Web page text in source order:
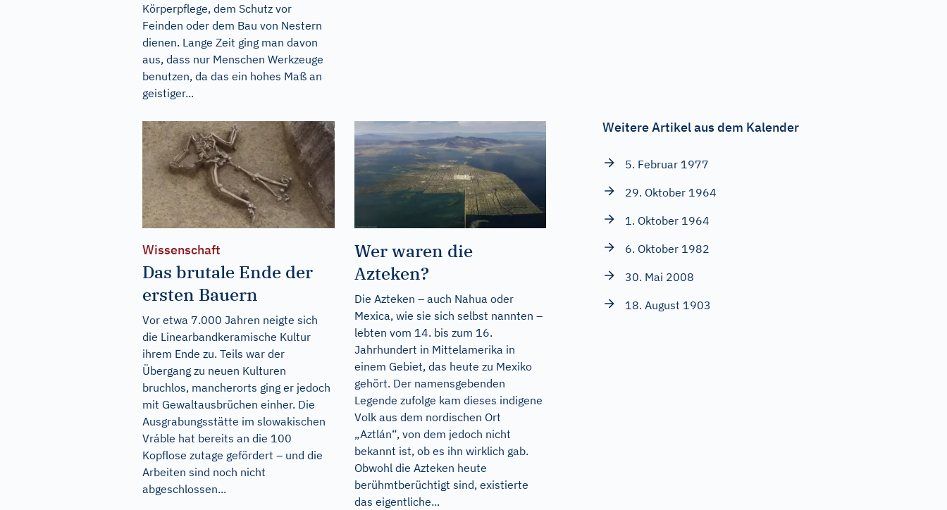
Körperpflege, dem Schutz vor
Feinden oder dem Bau von Nestern
dienen. Lange Zeit ging man davon
aus, dass nur Menschen Werkzeuge
benutzen, da das ein hohes Maß an
geistiger...
Wissenschaft
Das brutale Ende der
ersten Bauern
Vor etwa 7.000 Jahren neigte sich
die Linearbandkeramische Kultur
ihrem Ende zu. Teils war der
Übergang zu neuen Kulturen
bruchlos, mancherorts ging er jedoch
mit Gewaltausbrüchen einher. Die
Ausgrabungsstätte im slowakischen
Vráble hat bereits an die 100
Kopflose zutage gefördert – und die
Arbeiten sind noch nicht
abgeschlossen...
Wer waren die
Azteken?
Die Azteken – auch Nahua oder
Mexica, wie sie sich selbst nannten –
lebten vom 14. bis zum 16.
Jahrhundert in Mittelamerika in
einem Gebiet, das heute zu Mexiko
gehört. Der namensgebenden
Legende zufolge kam dieses indigene
Volk aus dem nordischen Ort
„Aztlán“, von dem jedoch nicht
bekannt ist, ob es ihn wirklich gab.
Obwohl die Azteken heute
berühmtberüchtigt sind, existierte
das eigentliche...
Weitere Artikel aus dem Kalender
5. Februar 1977
29. Oktober 1964
1. Oktober 1964
6. Oktober 1982
30. Mai 2008
18. August 1903